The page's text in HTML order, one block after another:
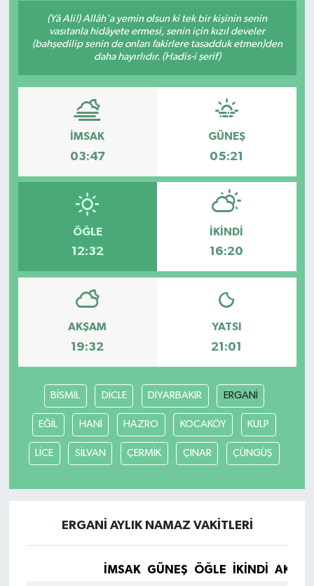
(Yâ Ali!) Allâh'a yemin olsun ki tek bir kişinin senin
vasıtanla hidâyete ermesi, senin için kızıl develer
(bahşedilip senin de onları fakirlere tasadduk etmen)den
daha hayırlıdır. (Hadis-i şerif)
İMSAK
03:47
GÜNEŞ
05:21
ÖĞLE
12:32
İKINDI
16:20
AKŞAM
19:32
YATSI
21:01
BİSMİL DİCLE DİYARBAKIR ERGANİ
EĞİL HANİ HAZRO KOCAKÖY KULP
LİCE SİLVAN ÇERMİK ÇINAR ÇÜNGÜŞ
ERGANİ AYLIK NAMAZ VAKITLERI
İMSAK GÜNEŞ ÖĞLE İKINDI
GÜNDEM
HABERDE İNSAN
KÜLTÜR-SANAT
MAGAZİN
ÖZEL HABER
SAĞLIK
SİYASET
TEKNOLOJİ
YAŞAM